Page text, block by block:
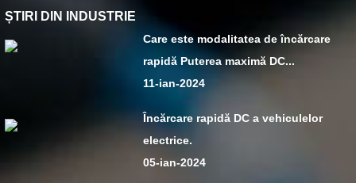
ȘTIRI DIN INDUSTRIE
Care este modalitatea de încărcare
rapidă Puterea maximă DC...
11-ian-2024
Încărcare rapidă DC a vehiculelor
electrice.
05-ian-2024